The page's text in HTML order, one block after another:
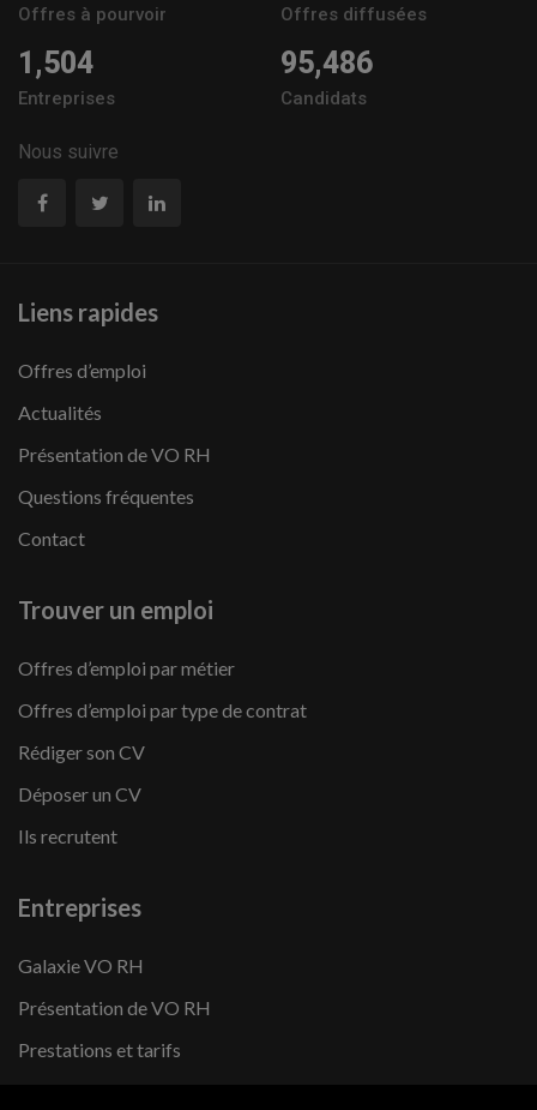
Offres à pourvoir Offres diffusées
1,504
Entreprises
95,486
Candidats
Nous suivre
Liens rapides
Offres d’emploi
Actualités
Présentation de VO RH
Questions fréquentes
Contact
Trouver un emploi
Offres d’emploi par métier
Offres d’emploi par type de contrat
Rédiger son CV
Déposer un CV
Ils recrutent
Entreprises
Galaxie VO RH
Présentation de VO RH
Prestations et tarifs